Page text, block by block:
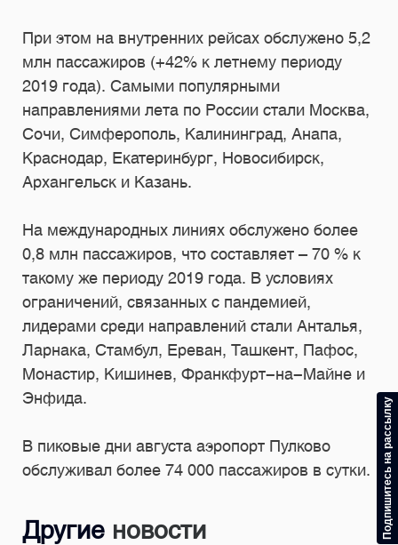
При этом на внутренних рейсах обслужено 5,2
млн пассажиров (+42% к летнему периоду
2019 года). Самыми популярными
направлениями лета по России стали Москва,
Сочи, Симферополь, Калининград, Анапа,
Краснодар, Екатеринбург, Новосибирск,
Архангельск и Казань.
На международных линиях обслужено более
0,8 млн пассажиров, что составляет – 70 % к
такому же периоду 2019 года. В условиях
ограничений, связанных с пандемией,
лидерами среди направлений стали Анталья,
Ларнака, Стамбул, Ереван, Ташкент, Пафос,
Монастир, Кишинев, Франкфурт-на-Майне и
Энфида.
В пиковые дни августа аэропорт Пулково
обслуживал более 74 000 пассажиров в сутки.
Другие новости Подпишитесь на рассылку